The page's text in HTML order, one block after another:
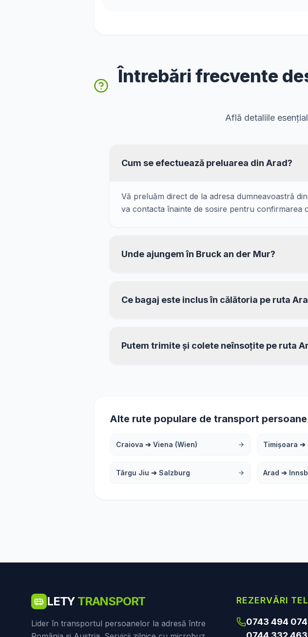
Întrebări frecvente
Află detaliile
Cum se efectuează preluarea din Arad?
Vă preluăm direct de la adresa dumneavoastră
va contacta înainte de sosire pentru confirmarea
Unde ajungem în Bruck an der Mur?
Ce bagaj este inclus în călătoria pe ruta
Putem trimite și colete neînsoțite pe ruta
Alte rute populare de transport
Craiova ➔ Viena (Wien) Timișoara ➔
Târgu Jiu ➔ Salzburg Arad ➔
LETY TRANSPORT
Lider în transportul persoanelor la adresă între
REZERVĂRI
0743 494 074